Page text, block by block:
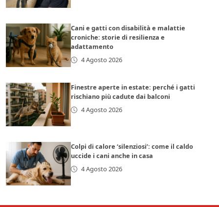
Cani e gatti con disabilità e malattie
croniche: storie di resilienza e
adattamento
4 Agosto 2026
Finestre aperte in estate: perché i gatti
rischiano più cadute dai balconi
4 Agosto 2026
Colpi di calore ‘silenziosi’: come il caldo
uccide i cani anche in casa
4 Agosto 2026